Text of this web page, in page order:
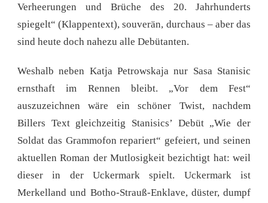
Verheerungen und Brüche des 20. Jahrhunderts
spiegelt“ (Klappentext), souverän, durchaus – aber das
sind heute doch nahezu alle Debütanten.
Weshalb neben Katja Petrowskaja nur Sasa Stanisic
ernsthaft im Rennen bleibt. „Vor dem Fest“
auszuzeichnen wäre ein schöner Twist, nachdem
Billers Text gleichzeitig Stanisics’ Debüt „Wie der
Soldat das Grammofon repariert“ gefeiert, und seinen
aktuellen Roman der Mutlosigkeit bezichtigt hat: weil
dieser in der Uckermark spielt. Uckermark ist
Merkelland und Botho-Strauß-Enklave, düster, dumpf